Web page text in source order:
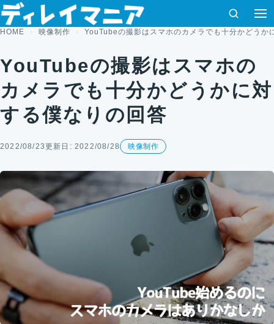
コンテンツへスキップ
検索
HOME 映像制作 YouTubeの撮影はスマホのカメラでも十分かどうか
YouTubeの撮影はスマホの
カメラでも十分かどうかに対
する僕なりの回答
2022/08/23更新日: 2022/08/28 映像制作